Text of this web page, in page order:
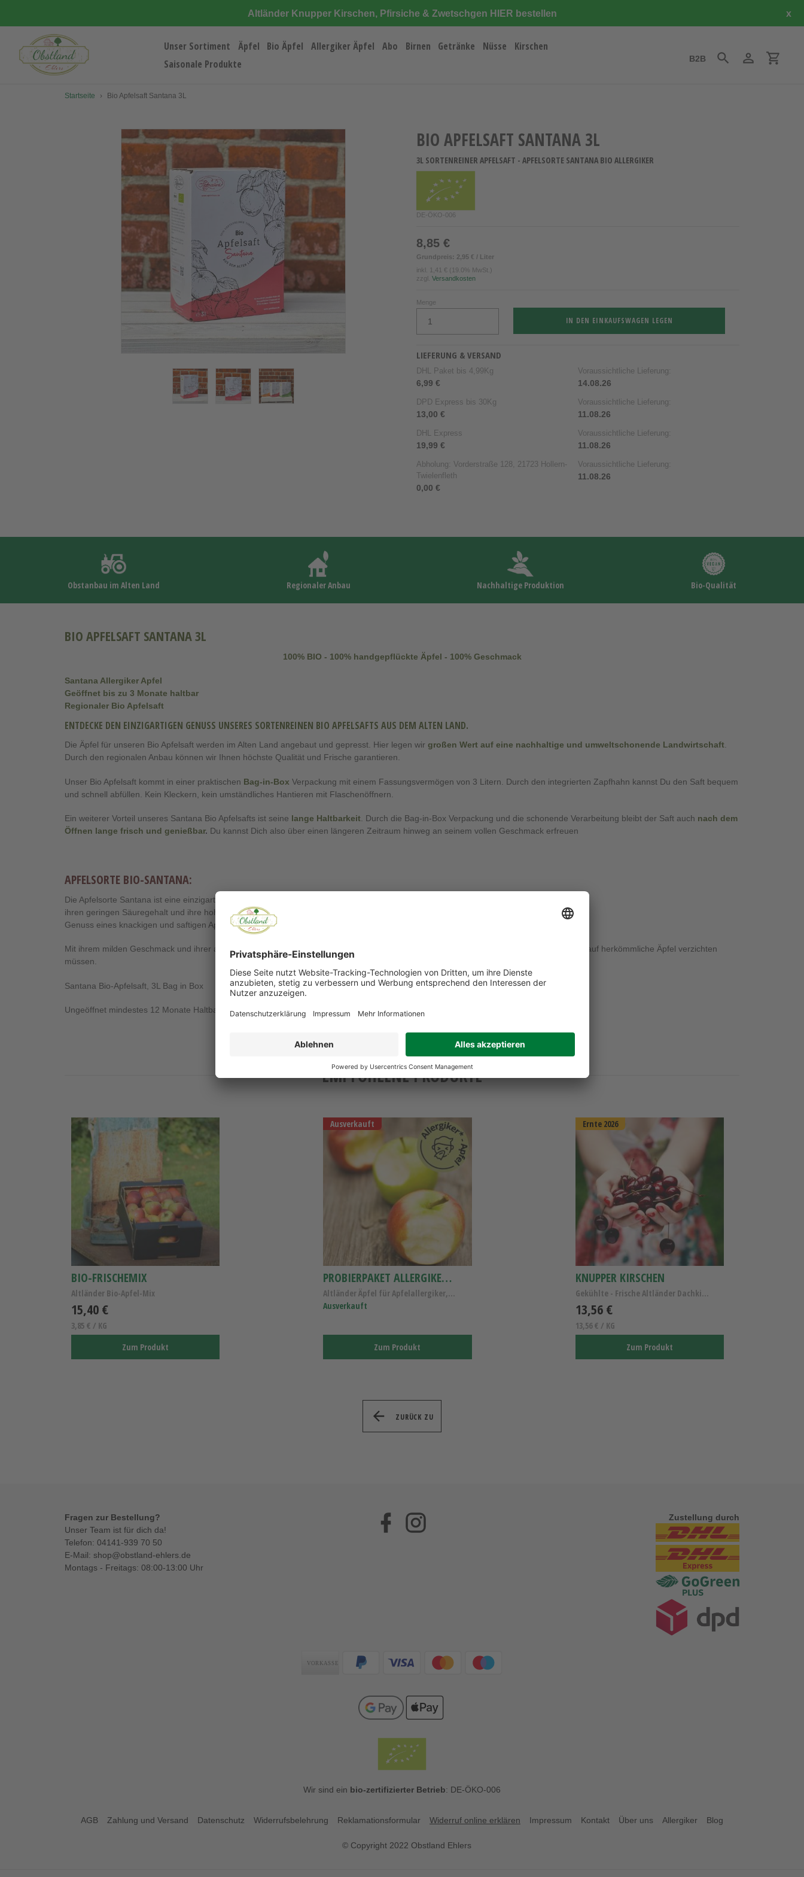
Altländer Knupper Kirschen, Pfirsiche & Zwetschgen HIER bestellen x
Unser Sortiment Äpfel Bio Äpfel Allergiker Äpfel Abo Birnen Getränke Nüsse
Kirschen
Saisonale Produkte
B2B SuchenEinloggen
Startseite › Bio Apfelsaft Santana 3L
BIO APFELSAFT SANTANA 3L
3L SORTENREINER APFELSAFT - APFELSORTE SANTANA BIO ALLERGIKER
DE-ÖKO-006
8,85 €
Grundpreis: 2,95 € / Liter
inkl.
1,41 € (19.0% MwSt.)
zzgl. Versandkosten
Menge
IN DEN EINKAUFSWAGEN LEGEN
LIEFERUNG & VERSAND
DHL Paket bis 4,99Kg
6,99 €
Voraussichtliche Lieferung:
14.08.26
DPD Express bis 30Kg
13,00 €
Voraussichtliche Lieferung:
11.08.26
DHL Express
19,99 €
Voraussichtliche Lieferung:
11.08.26
Abholung: Vorderstraße 128, 21723 Hollern-
Twielenfleth
0,00 €
Voraussichtliche Lieferung:
11.08.26
Obstanbau im Alten Land Regionaler Anbau Nachhaltige Produktion Bio-Qualität
BIO APFELSAFT SANTANA 3L
100% BIO - 100% handgepflückte Äpfel - 100% Geschmack
Santana Allergiker Apfel
Geöffnet bis zu 3 Monate haltbar
Regionaler Bio Apfelsaft
ENTDECKE DEN EINZIGARTIGEN GENUSS UNSERES SORTENREINEN BIO APFELSAFTS AUS DEM ALTEN LAND.
Die Äpfel für unseren Bio Apfelsaft werden im Alten Land angebaut und gepresst. Hier legen wir großen Wert auf eine nachhaltige und umweltschonende Landwirtschaft.
Durch den regionalen Anbau können wir Ihnen höchste Qualität und Frische garantieren.
Unser Bio Apfelsaft kommt in einer praktischen Bag-in-Box Verpackung mit einem Fassungsvermögen von 3 Litern. Durch den integrierten Zapfhahn kannst Du den Saft bequem
und schnell abfüllen. Kein Kleckern, kein umständliches Hantieren mit Flaschenöffnern.
Ein weiterer Vorteil unseres Santana Bio Apfelsafts ist seine lange Haltbarkeit. Durch die Bag-in-Box Verpackung und die schonende Verarbeitung bleibt der Saft auch nach dem
Öffnen lange frisch und genießbar. Du kannst Dich also über einen längeren Zeitraum hinweg an seinem vollen Geschmack erfreuen
APFELSORTE BIO-SANTANA:
Die Apfelsorte Santana ist eine einzigartige Sorte, die vor allem bei Apfelallergikern in Deutschland bekannt ist. Sie zeichnet sich durch
ihren geringen Säuregehalt und ihre hohe Verträglichkeit aus. Der Santana-Apfel ermöglicht es Menschen mit Apfelallergien, den vollen
Genuss eines knackigen und saftigen Apfels zu erleben, ohne unangenehme Reaktionen auszulösen.
Mit ihrem milden Geschmack und ihrer angenehmen Süße ist die Santana-Apfelsorte eine köstliche Alternative für alle, die allergiebedingt auf herkömmliche Äpfel verzichten
müssen.
Santana Bio-Apfelsaft, 3L Bag in Box
Ungeöffnet mindestes 12 Monate Haltbar, geöffnet bis zu 3 Monate haltbar
EMPFOHLENE PRODUKTE
BIO-FRISCHEMIX
Altländer Bio-Apfel-Mix
15,40 €
3,85 € / KG
Zum Produkt
Ausverkauft
PROBIERPAKET ALLERGIKER-ÄPFEL 4 SORTEN
Altländer Äpfel für Apfelallergiker, Probierpaket ...
Ausverkauft
Zum Produkt
Ernte 2026
KNUPPER KIRSCHEN
Gekühlte - Frische Altländer Dachkirschen Knupper/...
13,56 €
13,56 € / KG
Zum Produkt
ZURÜCK ZU
Fragen zur Bestellung?
Unser Team ist für dich da!
Telefon: 04141-939 70 50
E-Mail: shop@obstland-ehlers.de
Montags - Freitags: 08:00-13:00 Uhr
Facebook Zustellung durch
Zahlungsarten
Wir sind ein bio-zertifizierter Betrieb: DE-ÖKO-006
AGB Zahlung und Versand Datenschutz Widerrufsbelehrung Reklamationsformular Widerruf online erklären Impressum Kontakt Über uns Allergiker Blog
© Copyright 2022 Obstland Ehlers